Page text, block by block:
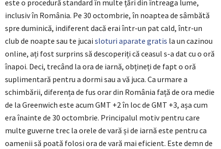
este o procedură standard în multe țări din întreaga lume,
inclusiv în România. Pe 30 octombrie, în noaptea de sâmbătă
spre duminică, indiferent dacă erai într-un pat cald, într-un
club de noapte sau te jucai sloturi aparate gratis la un cazinou
online, ați fost surprins să descoperiți că ceasul s-a dat cu o oră
înapoi. Deci, trecând la ora de iarnă, obțineți de fapt o oră
suplimentară pentru a dormi sau a vă juca. Ca urmare a
schimbării, diferența de fus orar din România față de ora medie
de la Greenwich este acum GMT +2 în loc de GMT +3, așa cum
era înainte de 30 octombrie. Principalul motiv pentru care
multe guverne trec la orele de vară și de iarnă este pentru ca
oamenii să poată folosi ora de vară mai eficient. Este demn de